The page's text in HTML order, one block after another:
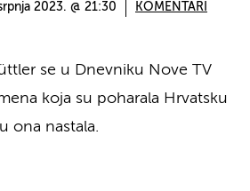
2023. @ 21:30 KOMENTARI
se u Dnevniku Nove TV
koja su poharala Hrvatsku
ona nastala.